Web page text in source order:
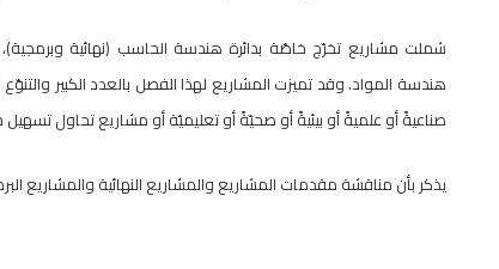
​شملت مشاريع تخرّج خاصّة بدائرة هندسة الحاسب (نهائية وبرمجية)،
هندسة المواد. وقد تميزت المشاريع لهذا الفصل بالعدد الكبير
صناعيةً أو علميةً أو بيئيةً أو صحيّةً أو تعليميّة أو مشاريع تحاول تسهيل
يذكر بأن مناقشة مقدمات المشاريع والمشاريع النهائية والمشاريع